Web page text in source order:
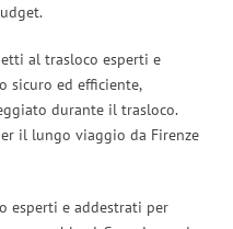
al trasloco esperti e
sicuro ed efficiente,
durante il trasloco.
il lungo viaggio da Firenze
esperti e addestrati per